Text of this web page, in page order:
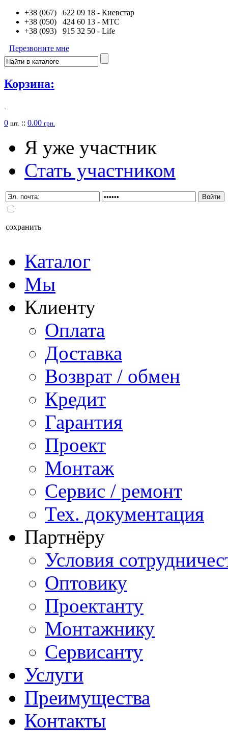
+38 (067) 622 09 18 - Киевстар
+38 (050) 424 60 13 - MTC
+38 (093) 915 32 50 - Life
Перезвоните мне
Корзина:
0 шт. :: 0.00 грн.
Я уже участник
Стать участником
сохранить
Каталог
Мы
Клиенту
Оплата
Доставка
Возврат / обмен
Кредит
Гарантия
Проект
Монтаж
Сервис / ремонт
Тех. документация
Партнёру
Условия
Оптовику
Проектанту
Монтажнику
Сервисанту
Услуги
Преимущества
Контакты